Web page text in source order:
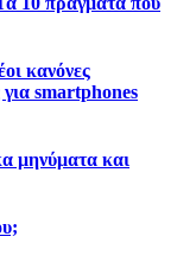
κανόνες
για smartphones
μηνύματα και